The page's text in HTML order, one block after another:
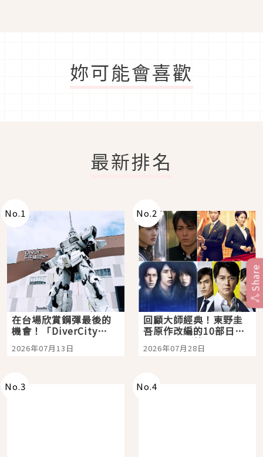
妳可能會喜歡
最新排名
No.1
在台場欣賞鋼彈最後的
機會！「DiverCity
Tokyo Plaza」搭船、
購物、美食及夜景，一
2026年07月13日
No.2
回顧大師經典！東野圭
吾原作改編的10部日本
影視作品推薦
2026年07月28日
No.3 No.4
Share